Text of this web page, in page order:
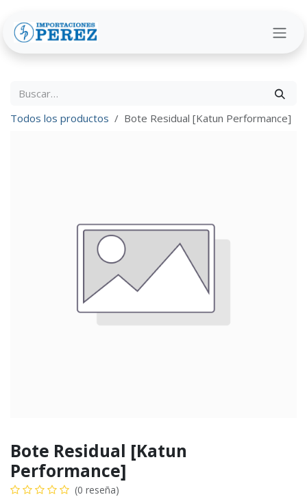
Todos los productos Bote Residual [Katun Performance]
Bote Residual [Katun
Performance]
(0 reseña)